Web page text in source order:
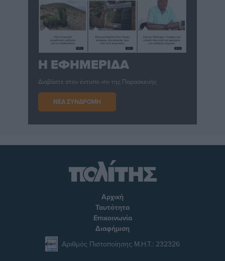
Η ΕΦΗΜΕΡΙΔΑ
Διαβάστε στον έντυπο «π» της Παρασκευής
ΝΕΑ ΣΥΝΔΡΟΜΗ
Αρχική
Ταυτότητα
Επικοινωνία
Διαφήμιση
Αριθμός Πιστοποίησης Μ.Η.Τ.: 232326